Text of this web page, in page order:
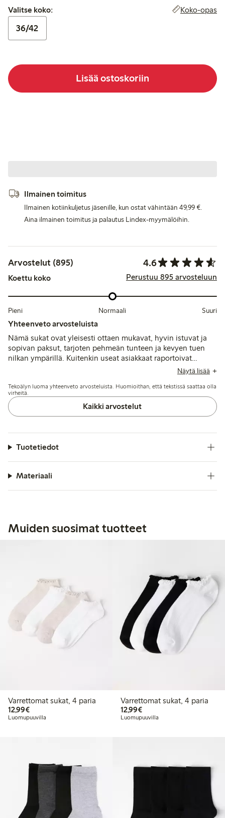
Valitse koko:
Valitse koko: Koko-opas
36/42
Lisää ostoskoriin
Ilmainen toimitus
Ilmainen kotiinkuljetus jäsenille, kun ostat vähintään 49,99 €.
Aina ilmainen toimitus ja palautus Lindex-myymälöihin.
Arvostelut (895) 4.6
Koettu koko Perustuu 895 arvosteluun
Pieni Normaali Suuri
Yhteenveto arvosteluista
Nämä sukat ovat yleisesti ottaen mukavat, hyvin istuvat ja
sopivan paksut, tarjoten pehmeän tunteen ja kevyen tuen
nilkan ympärillä. Kuitenkin useat asiakkaat raportoivat
kestävyysongelmista, sillä ohut materiaali johtaa usein
jotkut kokevat kuminauhan olevan joko liian tiukka tai löysä.
Näytä lisää
Tekoälyn luoma yhteenveto arvosteluista. Huomioithan, että tekstissä saattaa olla
virheitä.
Kaikki arvostelut
Tuotetiedot
Materiaali
Muiden suosimat tuotteet
Varrettomat sukat, 4 paria
12,99€12,99 €
Luomupuuvilla
Varrettomat sukat, 4 paria
12,99€12,99 €
Luomupuuvilla